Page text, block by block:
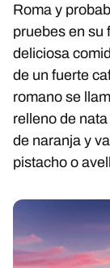
Roma y
pruebes en su
deliciosa
de un fuerte
romano se
relleno de
de naranja y
pistacho o